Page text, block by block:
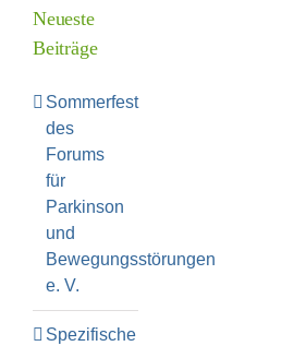
Neueste
Beiträge
Sommerfest
des
Forums
für
Parkinson
und
Bewegungsstörungen
e. V.
Spezifische